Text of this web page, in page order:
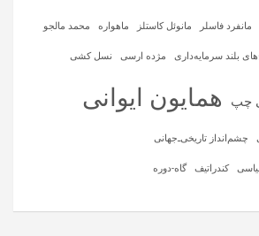
مانفرد فاسلر مانوئل کاستلز ماهواره‌ محمد مالجو
بلند سرمایه‌داری مژده ارسی نسل کشی
چپ همایون ایوانی
چشم‌انداز تاریخی‌ـ‌جهانی
کندراتیف گاه-دوره